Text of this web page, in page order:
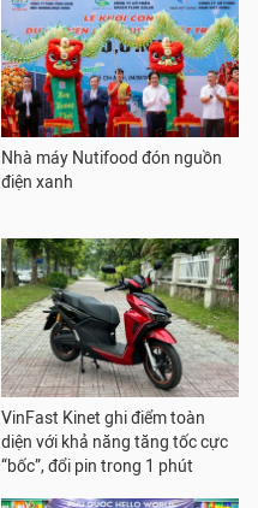
Nhà máy Nutifood đón nguồn
điện xanh
VinFast Kinet ghi điểm toàn
diện với khả năng tăng tốc cực
“bốc”, đổi pin trong 1 phút